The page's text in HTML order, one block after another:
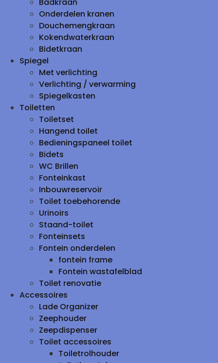
Onderdelen kranen
Douchemengkraan
Kokendwaterkraan
Bidetkraan
Spiegel
Met verlichting
Verlichting / verwarming
Spiegelkasten
Toiletten
Toiletset
Hangend toilet
Bedieningspaneel toilet
Bidets
WC Brillen
Fonteinkast
Inbouwreservoir
Toilet toebehorende
Urinoirs
Staand-toilet
Fonteinsets
Fontein onderdelen
fontein frame
Fontein wastafelblad
Toilet renovatie
Accessoires
Lade Organizer
Zeephouder
Zeepdispenser
Toilet accessoires
Toiletrolhouder